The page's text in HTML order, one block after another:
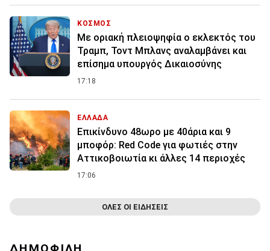
ΚΟΣΜΟΣ
Με οριακή πλειοψηφία ο εκλεκτός του
Τραμπ, Τοντ Μπλανς αναλαμβάνει και
επίσημα υπουργός Δικαιοσύνης
17:18
ΕΛΛΑΔΑ
Επικίνδυνο 48ωρο με 40άρια και 9
μποφόρ: Red Code για φωτιές στην
Αττικοβοιωτία κι άλλες 14 περιοχές
17:06
ΟΛΕΣ ΟΙ ΕΙΔΗΣΕΙΣ
ΔΗΜΟΦΙΛΗ